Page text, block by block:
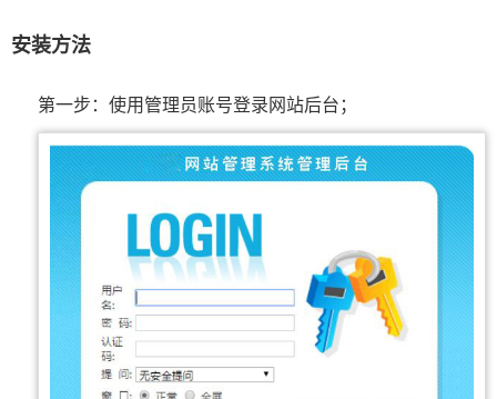
安装方法
第一步：使用管理员账号登录网站后台；